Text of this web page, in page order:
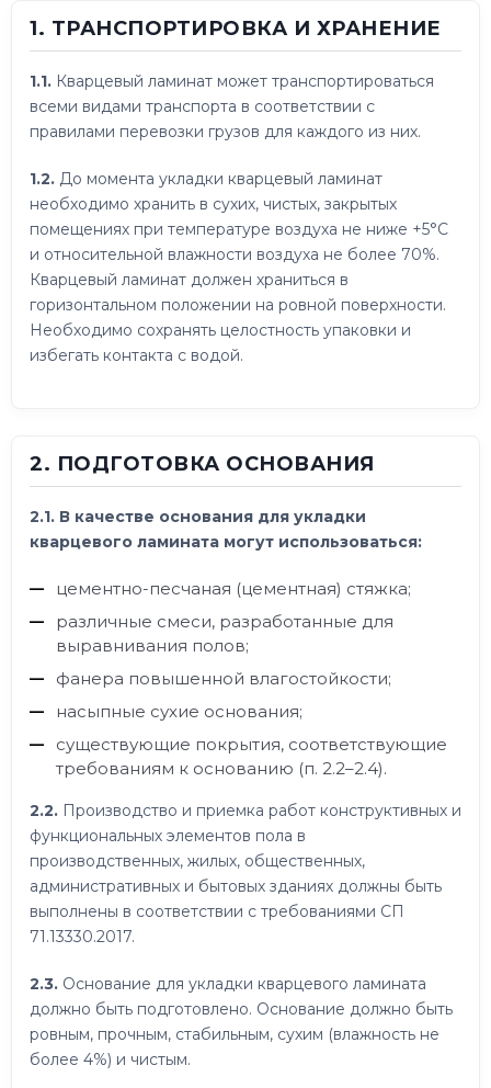
1. ТРАНСПОРТИРОВКА И ХРАНЕНИЕ
1.1. Кварцевый ламинат может транспортироваться
всеми видами транспорта в соответствии с
правилами перевозки грузов для каждого из них.
1.2. До момента укладки кварцевый ламинат
необходимо хранить в сухих, чистых, закрытых
помещениях при температуре воздуха не ниже +5°C
и относительной влажности воздуха не более 70%.
Кварцевый ламинат должен храниться в
горизонтальном положении на ровной поверхности.
Необходимо сохранять целостность упаковки и
избегать контакта с водой.
2. ПОДГОТОВКА ОСНОВАНИЯ
2.1. В качестве основания для укладки
кварцевого ламината могут использоваться:
цементно-песчаная (цементная) стяжка;
различные смеси, разработанные для
выравнивания полов;
фанера повышенной влагостойкости;
насыпные сухие основания;
существующие покрытия, соответствующие
требованиям к основанию (п. 2.2–2.4).
2.2. Производство и приемка работ конструктивных и
функциональных элементов пола в
производственных, жилых, общественных,
административных и бытовых зданиях должны быть
выполнены в соответствии с требованиями СП
71.13330.2017.
2.3. Основание для укладки кварцевого ламината
должно быть подготовлено. Основание должно быть
ровным, прочным, стабильным, сухим (влажность не
более 4%) и чистым.